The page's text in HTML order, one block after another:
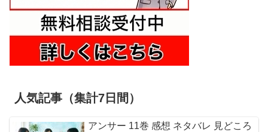
人気記事（集計7日間）
アンサー 11巻 感想 ネタバレ 見どころ